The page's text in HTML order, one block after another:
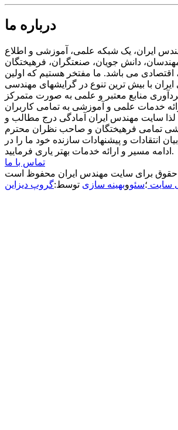
درباره ما
ایران، یک شبکه علمی، آموزشی و اطلاع
دانش جویان، صنعتگران، فرهیختگان
اقتصادی می باشد. ما مفتخر هستیم که اولین
با بیش ترین تنوع در گرایشهای مهندسی
منابع معتبر و علمی به صورت متمرکز
خدمات علمی و آموزشی به تمامی کاربران
سایت مهندس ایران آمادگی درج مطالب و
تمامی فرهیختگان و صاحب نظران محترم
انتقادات و پیشنهادات سازنده خود ما را در
ادامه مسیر و ارائه خدمات بهتر یاری فرمایید.
تماس با ما
حقوق برای سایت مهندس ایران محفوظ است
سایت ؛سئووبهینه سازی توسط:گروپ دیزاین